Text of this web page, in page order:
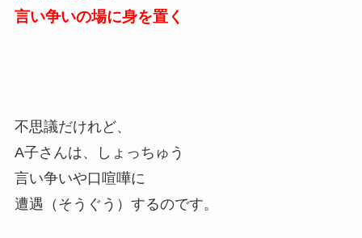
言い争いの場に身を置く
不思議だけれど、
A子さんは、しょっちゅう
言い争いや口喧嘩に
遭遇（そうぐう）するのです。